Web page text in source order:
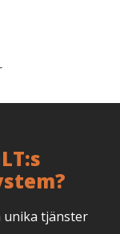
unika tjänster